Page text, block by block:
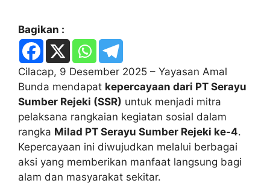
Bagikan :
Cilacap, 9 Desember 2025 – Yayasan Amal
Bunda mendapat kepercayaan dari PT Serayu
Sumber Rejeki (SSR) untuk menjadi mitra
pelaksana rangkaian kegiatan sosial dalam
rangka Milad PT Serayu Sumber Rejeki ke-4.
Kepercayaan ini diwujudkan melalui berbagai
aksi yang memberikan manfaat langsung bagi
alam dan masyarakat sekitar.